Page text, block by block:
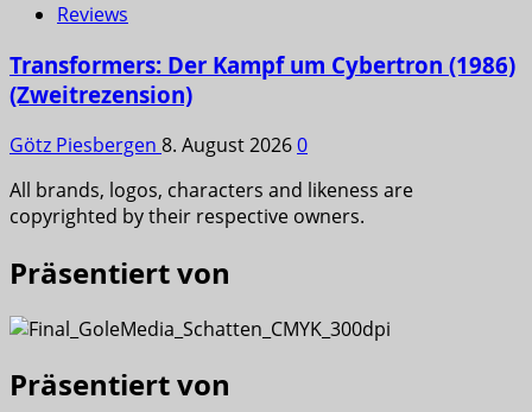
Reviews
Transformers: Der Kampf um Cybertron (1986)
(Zweitrezension)
Götz Piesbergen 8. August 20260
All brands, logos, characters and likeness are
copyrighted by their respective owners.
Präsentiert von
Präsentiert von